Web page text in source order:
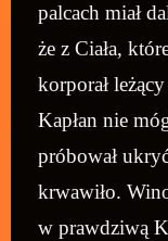
palcach miał
że z Ciała,
korporał
Kapłan nie
próbował
krwawiło.
w prawdziwą